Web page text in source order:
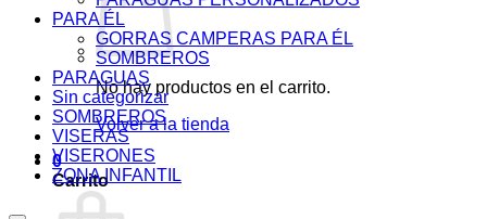
No hay productos en el carrito.
Volver a la tienda
0
Carrito
PARA ÉL
GORRAS CAMPERAS PARA ÉL
SOMBREROS
PARAGUAS
Sin categorizar
SOMBREROS
VISERAS
VISERONES
ZONA INFANTIL